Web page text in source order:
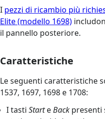
I pezzi di ricambio più
Elite (modello 1698)
il pannello posteriore.
Caratteristiche
Le seguenti caratteristiche
1537, 1697, 1698 e 1708:
I tastiStarteBack presenti